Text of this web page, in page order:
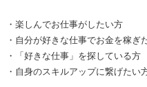
・楽しんでお仕事がしたい方
・自分が好きな仕事でお金を稼ぎ
・「好きな仕事」を探している方
・自身のスキルアップに繋げたい